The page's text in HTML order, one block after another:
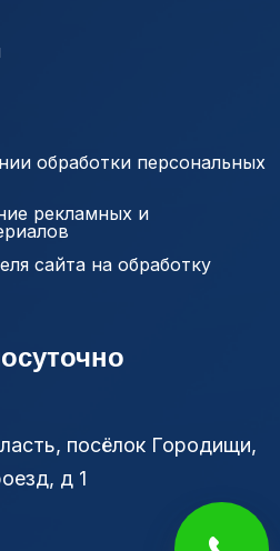
обработки персональных
рекламных и
сайта на обработку
посёлок Городищи,
д 1